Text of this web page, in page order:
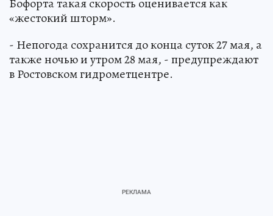
«жестокий шторм».
- Непогода сохранится до конца суток 27 мая, а
также ночью и утром 28 мая, - предупреждают
в Ростовском гидрометцентре.